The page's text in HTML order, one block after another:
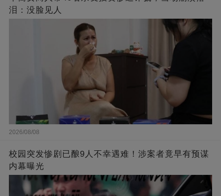
泪：没脸见人
2026/08/08
校园突发惨剧已酿9人不幸遇难！涉案者竟早有预谋
内幕曝光